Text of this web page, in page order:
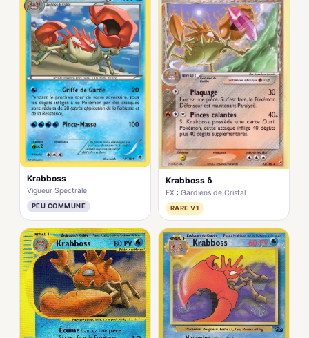
Krabboss
Vigueur Spectrale
PEU COMMUNE
Krabboss δ
EX : Gardiens de Cristal
RARE V1